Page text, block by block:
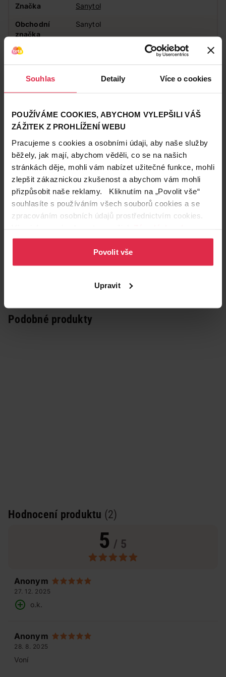
Souhlas Detaily Více o cookies
POUŽÍVÁME COOKIES, ABYCHOM VYLEPŠILI VÁŠ
ZÁŽITEK Z PROHLÍŽENÍ WEBU
Pracujeme s cookies a osobními údaji, aby naše služby
běžely, jak mají, abychom věděli, co se na našich
stránkách děje, mohli vám nabízet užitečné funkce, mohli
zlepšit zákaznickou zkušenost a abychom vám mohli
přizpůsobit naše reklamy. Kliknutím na „Povolit vše“
souhlasíte s používáním všech souborů cookies a se
zpracováním osobních údajů prostřednictvím cookies.
osobních údajů.
Povolit vše
Upravit
Značka Sanytol
Obchodní
značka
Sanytol
Vůně
upozornění
Před použitím si vždy přečtěte etiketu a
informace o výrobku.
Zákazníci také často nakupují
Podobné produkty
Hodnocení produktu (2)
5 / 5
Anonym
27. 12. 2025
o.k.
Anonym
28. 8. 2025
Voní